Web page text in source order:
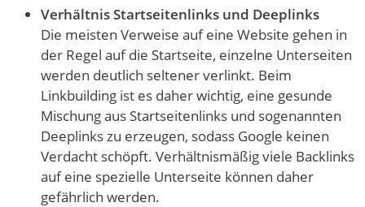
Verhältnis Startseitenlinks und Deeplinks
Die meisten Verweise auf eine Website gehen in
der Regel auf die Startseite, einzelne Unterseiten
werden deutlich seltener verlinkt. Beim
Linkbuilding ist es daher wichtig, eine gesunde
Mischung aus Startseitenlinks und sogenannten
Deeplinks zu erzeugen, sodass Google keinen
Verdacht schöpft. Verhältnismäßig viele Backlinks
auf eine spezielle Unterseite können daher
gefährlich werden.